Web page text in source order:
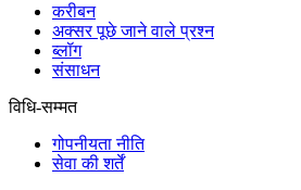
करीबन
अक्सर पूछे जाने वाले प्रश्न
ब्लॉग
संसाधन
विधि-सम्‍मत
गोपनीयता नीति
सेवा की शर्तें